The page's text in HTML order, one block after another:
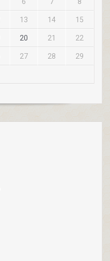
13 14 15
20 21 22
27 28 29